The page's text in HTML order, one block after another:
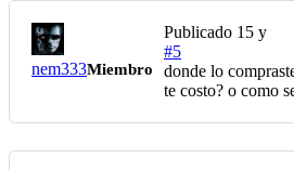
nem333Miembro
Publicado 15 y
#5
donde lo
te costo? o como